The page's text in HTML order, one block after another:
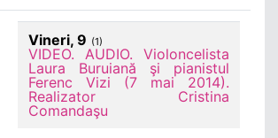
Vineri, 9 (1)
VIDEO. AUDIO. Violoncelista
Laura Buruiană şi pianistul
Ferenc Vizi (7 mai 2014).
Realizator Cristina
Comandaşu